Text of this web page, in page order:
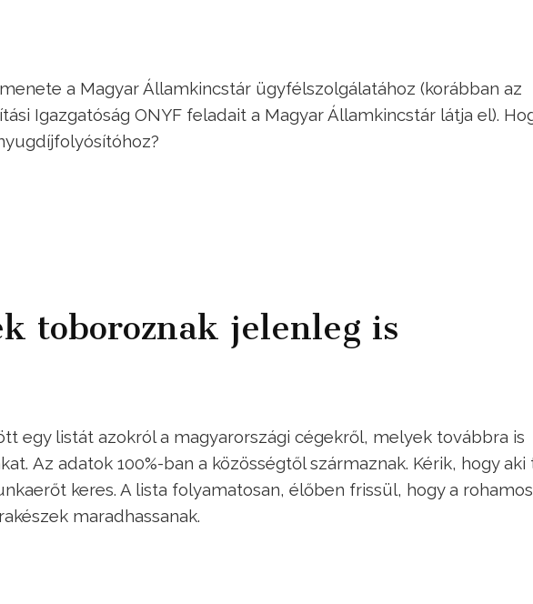
a Magyar Államkincstár ügyfélszolgálatához (korábban az
Igazgatóság ONYF feladait a Magyar Államkincstár látja el).
toboroznak jelenleg is
egy listát azokról a magyarországi cégekről, melyek továbbra is
Az adatok 100%-ban a közösségtől származnak. Kérik, hogy aki
keres. A lista folyamatosan, élőben frissül, hogy a
maradhassanak.